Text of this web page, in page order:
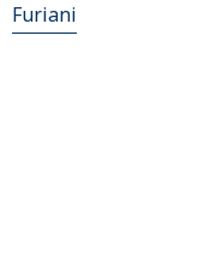
Furiani